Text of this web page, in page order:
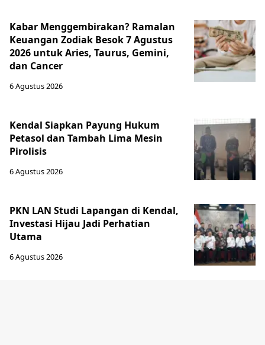
Kabar Menggembirakan? Ramalan
Keuangan Zodiak Besok 7 Agustus
2026 untuk Aries, Taurus, Gemini,
dan Cancer
6 Agustus 2026
Kendal Siapkan Payung Hukum
Petasol dan Tambah Lima Mesin
Pirolisis
6 Agustus 2026
PKN LAN Studi Lapangan di Kendal,
Investasi Hijau Jadi Perhatian
Utama
6 Agustus 2026